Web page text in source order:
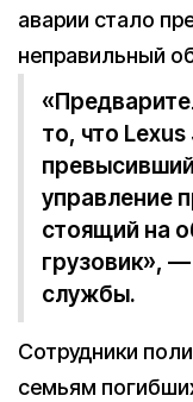
аварии стало
неправильный
то, что
управление
стоящий на
грузовик», —
службы.
Сотрудники
семьям